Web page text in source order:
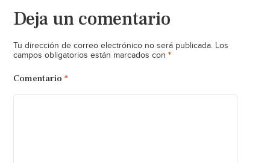
Deja un comentario
Tu dirección de correo electrónico no será publicada. Los
campos obligatorios están marcados con *
Comentario *